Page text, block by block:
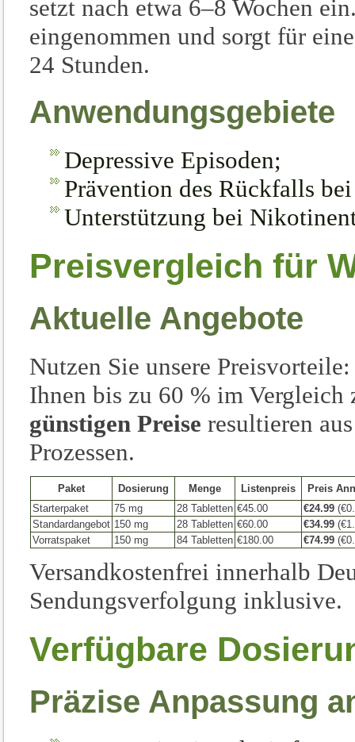
setzt nach etwa 6–8 Wochen
eingenommen und sorgt für
24 Stunden.
Anwendungsgebiete
Depressive Episoden;
Prävention des Rückfalls
Unterstützung bei
Preisvergleich für
Aktuelle Angebote
Nutzen Sie unsere
Ihnen bis zu 60 % im Vergleich
günstigen Preise resultieren
Prozessen.
Paket Dosierung Menge Listenpreis
Preis
Starterpaket
75 mg 28 Tabletten €45.00 €24.99
Standardangebot 150 mg 28 Tabletten €60.00 €34.99
Vorratspaket
150 mg 84 Tabletten €180.00 €74.99
Versandkostenfrei innerhalb
Sendungsverfolgung inklusive.
Verfügbare
Präzise Anpassung